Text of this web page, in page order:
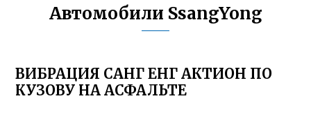
Автомобили SsangYong
ВИБРАЦИЯ САНГ ЕНГ АКТИОН ПО
КУЗОВУ НА АСФАЛЬТЕ